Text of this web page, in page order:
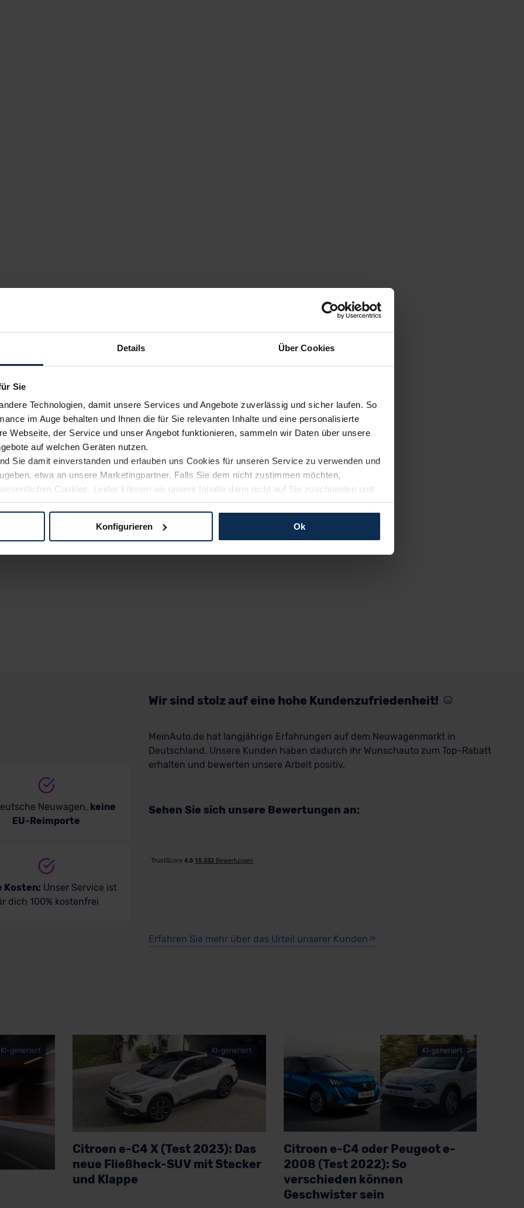
Details Über Cookies
Sie
Technologien, damit unsere Services und Angebote zuverlässig und sicher laufen. So
im Auge behalten und Ihnen die für Sie relevanten Inhalte und eine personalisierte
Webseite, der Service und unser Angebot funktionieren, sammeln wir Daten über unsere
auf welchen Geräten nutzen.
Sie damit einverstanden und erlauben uns Cookies für unseren Service zu verwenden und
etwa an unsere Marketingpartner. Falls Sie dem nicht zustimmen möchten,
Cookies. Leider können wir unsere Inhalte dann nicht auf Sie zuschneiden und
Weg zu Ihrem Neuwagen unterstützen. Sie können die Einstellungen jederzeit anpassen
der EU erfolgt, erfolgt dies ausschließlich auf der Grundlage eines
Konfigurieren Ok
Neuwagen, keine
EU-Reimporte
Kosten: Unser Service ist
dich 100% kostenfrei
Wir sind stolz auf eine hohe Kundenzufriedenheit!
MeinAuto.de hat langjährige Erfahrungen auf dem Neuwagenmarkt in
Deutschland. Unsere Kunden haben dadurch ihr Wunschauto zum Top-Rabatt
erhalten und bewerten unsere Arbeit positiv.
Sehen Sie sich unsere Bewertungen an:
Erfahren Sie mehr über das Urteil unserer Kunden
KI-generiert KI-generiert
Citroen e-C4 X (Test 2023): Das
neue Fließheck-SUV mit Stecker
und Klappe
KI-generiert
Citroen e-C4 oder Peugeot e-
2008 (Test 2022): So
verschieden können
Geschwister sein